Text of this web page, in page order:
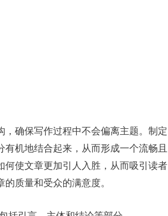
确保写作过程中不会偏离主题。制定
机地结合起来，从而形成一个流畅且
使文章更加引人入胜，从而吸引读者
质量和受众的满意度。